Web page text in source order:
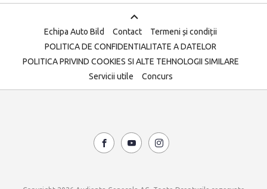
Echipa Auto Bild Contact
Termeni și condiții
POLITICA DE CONFIDENTIALITATE A DATELOR
POLITICA PRIVIND COOKIES SI ALTE TEHNOLOGII SIMILARE
Servicii utile
Concurs